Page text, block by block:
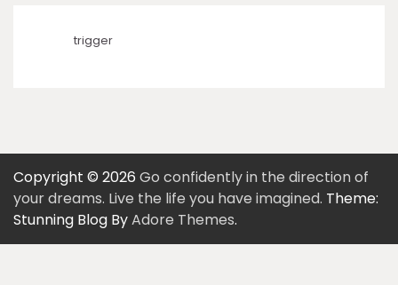
trigger
Copyright © 2026 Go confidently in the direction of
your dreams. Live the life you have imagined. Theme:
Stunning Blog ByAdore Themes.